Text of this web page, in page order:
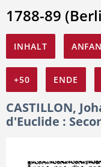
1788-89
INHALT
+50 ENDE
CASTILLON,
d'Euclide :